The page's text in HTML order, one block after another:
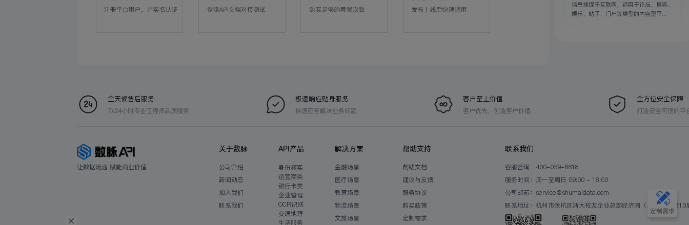
信息捕捉于互联网，适用于论坛、博客、
娱乐、帖子、门户等类型的内容型平...
定制需求
全天候售后服务
7x24小时专业工程师品质服务
极速响应贴身服务
快速应答解决业务问题
客户至上价值
客户优先，创造客户价值
全方位安全保障
打造安全可信的平
让数据流通 赋能商业价值
关于数脉
公司介绍
新闻动态
加入我们
联系我们
API产品
身份核实
运营商类
银行卡类
企业管理
OCR识别
交通地理
生活服务
解决方案
金融场景
医疗场景
教育场景
物流场景
文旅场景
帮助支持
帮助文档
建议与反馈
服务协议
购买政策
定制需求
联系我们
客服咨询：400-039-6618
服务时间：周一至周日 09:00 - 18:00
公司邮箱：service@shumaidata.com
联系地址：杭州市余杭区浙大校友企业总部经济园（二期）B2幢10